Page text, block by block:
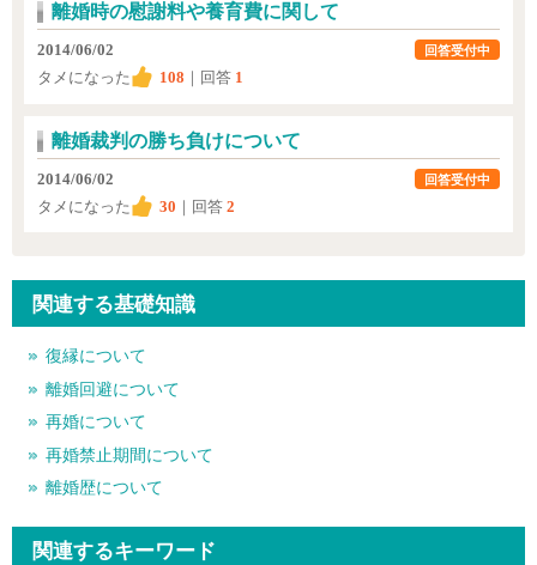
離婚時の慰謝料や養育費に関して
2014/06/02
タメになった
108 ｜回答 1
回答受付中
離婚裁判の勝ち負けについて
2014/06/02
タメになった
30 ｜回答 2
回答受付中
関連する基礎知識
復縁について
離婚回避について
再婚について
再婚禁止期間について
離婚歴について
関連するキーワード